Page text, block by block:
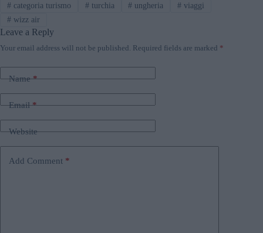
#categoria turismo #turchia # ungheria # viaggi
#wizz air
Leave a Reply
Your email address will not be published. Required fields are marked *
Name*
Email*
Website
Add Comment *